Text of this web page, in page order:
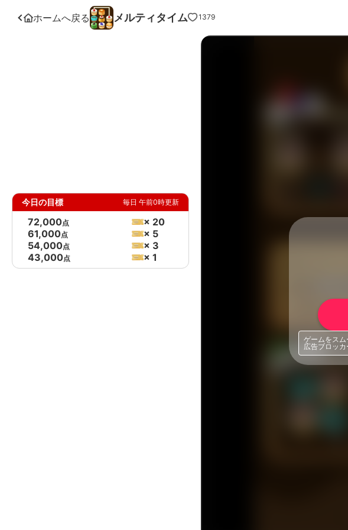
ホームへ戻る メルティタイム 1379
今日の目標 毎日 午前0時更新
72,000点
× 20
61,000点
× 5
54,000点
× 3
43,000点 × 1
ゲームをスム
広告ブロッカ